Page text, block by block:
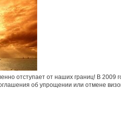
отступает от наших границ! В 2009
об упрощении или отмене